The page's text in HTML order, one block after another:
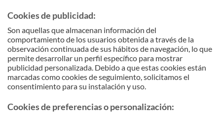
Cookies de publicidad:
Son aquellas que almacenan información del
comportamiento de los usuarios obtenida a través de la
observación continuada de sus hábitos de navegación, lo que
permite desarrollar un perfil específico para mostrar
publicidad personalizada. Debido a que estas cookies están
marcadas como cookies de seguimiento, solicitamos el
consentimiento para su instalación y uso.
Cookies de preferencias o personalización: